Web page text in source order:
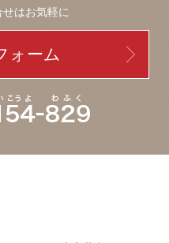
はお気軽に
ォーム